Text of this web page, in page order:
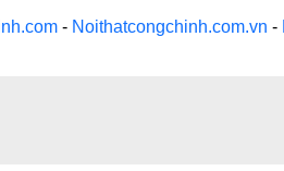
- Noithatcongchinh.com.vn -